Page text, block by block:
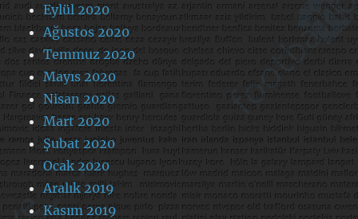
Eylül 2020
Ağustos 2020
Temmuz 2020
Mayıs 2020
Nisan 2020
Mart 2020
Şubat 2020
Ocak 2020
Aralık 2019
Kasım 2019